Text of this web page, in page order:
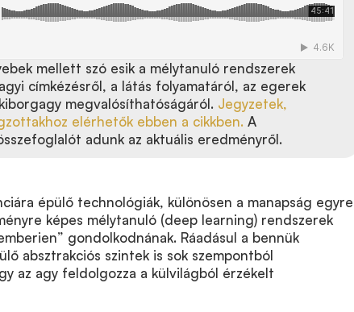
mellett szó esik a mélytanuló rendszerek
címkézésről, a látás folyamatáról, az egerek
megvalósíthatóságáról. Jegyzetek,
elérhetők ebben a cikkben. A
adunk az aktuális eredményről.
épülő technológiák, különösen a manapság egyre
képes mélytanuló (deep learning) rendszerek
gondolkodnának. Ráadásul a bennük
absztrakciós szintek is sok szempontból
az agy feldolgozza a külvilágból érzékelt